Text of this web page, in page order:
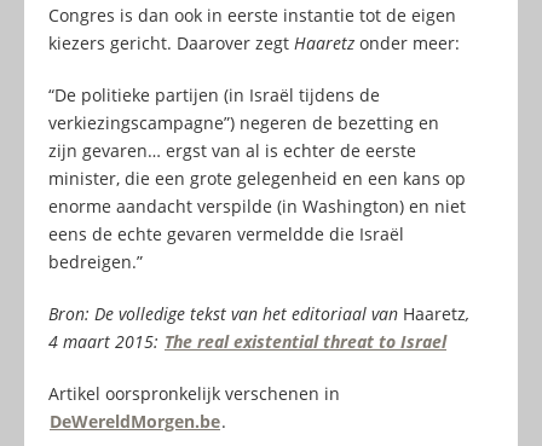
Congres is dan ook in eerste instantie tot de eigen
kiezers gericht. Daarover zegt Haaretz onder meer:
“De politieke partijen (in Israël tijdens de
verkiezingscampagne”) negeren de bezetting en
zijn gevaren… ergst van al is echter de eerste
minister, die een grote gelegenheid en een kans op
enorme aandacht verspilde (in Washington) en niet
eens de echte gevaren vermeldde die Israël
bedreigen.”
Bron: De volledige tekst van het editoriaal van Haaretz,
4 maart 2015: The real existential threat to Israel
Artikel oorspronkelijk verschenen in
DeWereldMorgen.be.